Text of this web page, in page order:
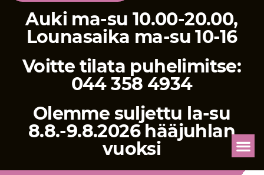
Auki ma-su 10.00-20.00,
Lounasaika ma-su 10-16
Voitte tilata puhelimitse:
044 358 4934
Olemme suljettu la-su
8.8.-9.8.2026 hääjuhlan
vuoksi